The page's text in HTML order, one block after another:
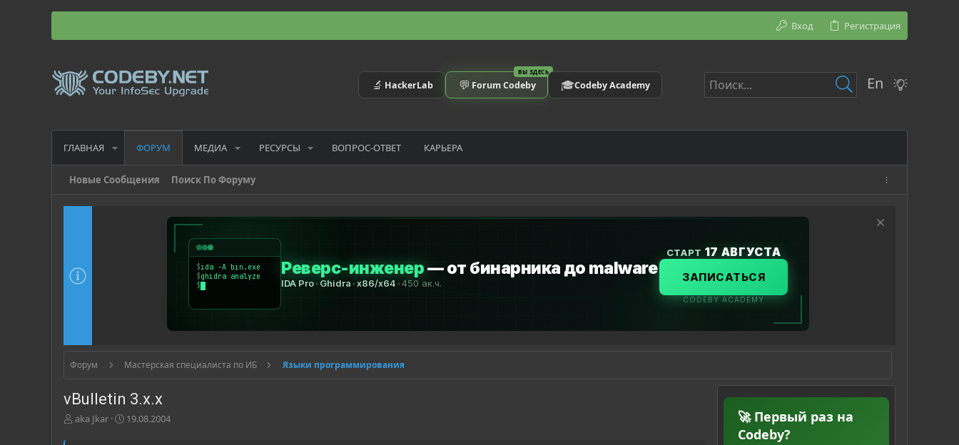
Вход Регистрация
🔬 HackerLab
ВЫ ЗДЕСЬ
💬 Forum Codeby 🎓Codeby Academy En
ГЛАВНАЯ ФОРУМ МЕДИА РЕСУРСЫ ВОПРОС-ОТВЕТ КАРЬЕРА
Новые Сообщения Поиск По Форуму
Форум Мастерская специалиста по ИБ Языки программирования
vBulletin 3.x.x
А
aka Jkar
Д
19.08.2004
🚀 Первый раз на
Codeby?